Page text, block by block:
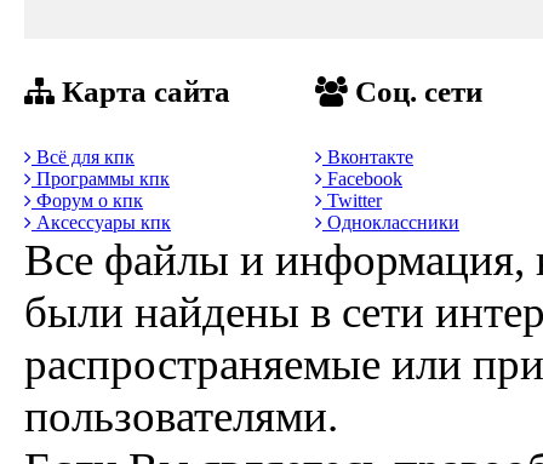
Карта сайта
Всё для кпк
Программы кпк
Форум о кпк
Аксессуары кпк
Соц. сети
Вконтакте
Facebook
Twitter
Одноклассники
Все файлы и информация,
были найдены в сети
распространяемые или
пользователями.